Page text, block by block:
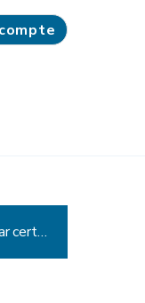
Décret relatif aux aides visant à favoriser l'engagement de demandeurs d'emploi inoccupés par les pouvoirs locaux, régionaux et communautaires, par certains employeurs du secteur non marchand, de l'enseignement (APE)